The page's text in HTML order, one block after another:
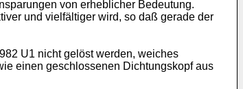
von erheblicher Bedeutung.
und vielfältiger wird, so daß gerade der
U1 nicht gelöst werden, weiches
einen geschlossenen Dichtungskopf aus